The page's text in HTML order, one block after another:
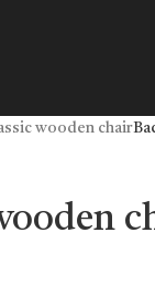
wooden chair